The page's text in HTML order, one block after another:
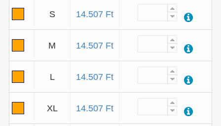
S 14.507 Ft
M 14.507 Ft
L 14.507 Ft
XL 14.507 Ft